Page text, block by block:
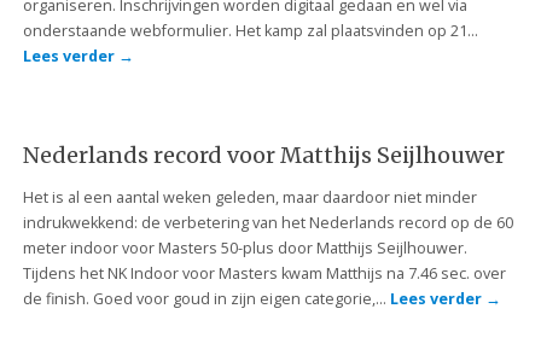
organiseren. Inschrijvingen worden digitaal gedaan en wel via
onderstaande webformulier. Het kamp zal plaatsvinden op 21…
Lees verder →
Nederlands record voor Matthijs Seijlhouwer
Het is al een aantal weken geleden, maar daardoor niet minder
indrukwekkend: de verbetering van het Nederlands record op de 60
meter indoor voor Masters 50-plus door Matthijs Seijlhouwer.
Tijdens het NK Indoor voor Masters kwam Matthijs na 7.46 sec. over
de finish. Goed voor goud in zijn eigen categorie,… Lees verder →